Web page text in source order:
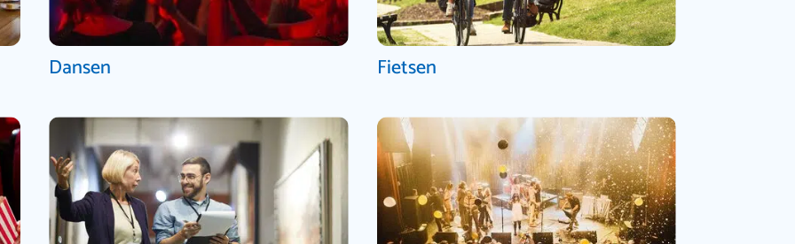
Dansen Fietsen